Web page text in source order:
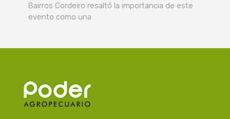
Bairros Cordeiro resaltó la importancia de este
evento como una